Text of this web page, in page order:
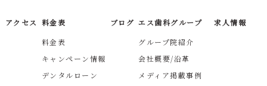
アクセス 料金表
料金表
キャンペーン情報
デンタルローン
ブログ エス歯科グループ
グループ院紹介
会社概要/沿革
メディア掲載事例
求人情報